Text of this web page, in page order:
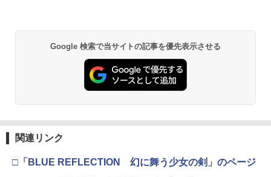
Google 検索で当サイトの記事を優先表示させる
関連リンク
□「BLUE REFLECTION 幻に舞う少女の剣」のページ